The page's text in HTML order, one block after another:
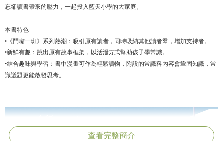
忘卻讀書帶來的壓力，一起投入藍天小學的大家庭。
本書特色
•《鬥嘴一班》系列熱潮：吸引原有讀者，同時吸納其他讀者羣，增加支持者。
•新鮮有趣：跳出原有故事框架，以活潑方式幫助孩子學常識。
•結合趣味與學習：書中漫畫可作為輕鬆讀物，附設的常識科內容會鞏固知識，常
識議題更能啟發思考。
查看完整簡介